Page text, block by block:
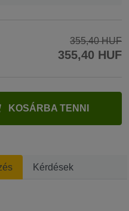
355,40 HUF
355,40 HUF
KOSÁRBA TENNI
Kérdések